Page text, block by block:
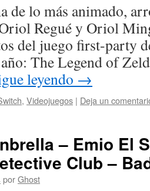
de lo más animado,
Regué y Oriol
del juego first-party
The Legend of
leyendo →
, Videojuegos | Deja un
– Emio El
Club –
porGhost